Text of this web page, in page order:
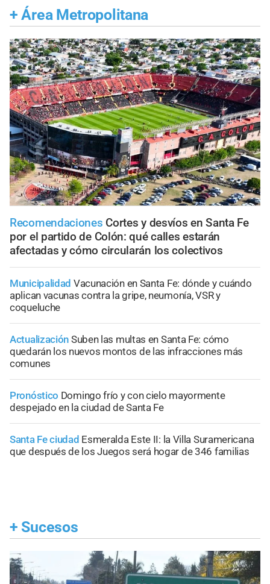
+ Área Metropolitana
Recomendaciones Cortes y desvíos en Santa Fe
por el partido de Colón: qué calles estarán
afectadas y cómo circularán los colectivos
Municipalidad Vacunación en Santa Fe: dónde y cuándo
aplican vacunas contra la gripe, neumonía, VSR y
coqueluche
Actualización Suben las multas en Santa Fe: cómo
quedarán los nuevos montos de las infracciones más
comunes
Pronóstico Domingo frío y con cielo mayormente
despejado en la ciudad de Santa Fe
Santa Fe ciudad Esmeralda Este II: la Villa Suramericana
que después de los Juegos será hogar de 346 familias
+ Sucesos